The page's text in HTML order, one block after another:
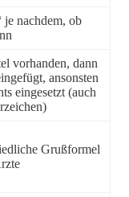
je nachdem, ob
vorhanden, dann
ansonsten
eingesetzt (auch
Grußformel